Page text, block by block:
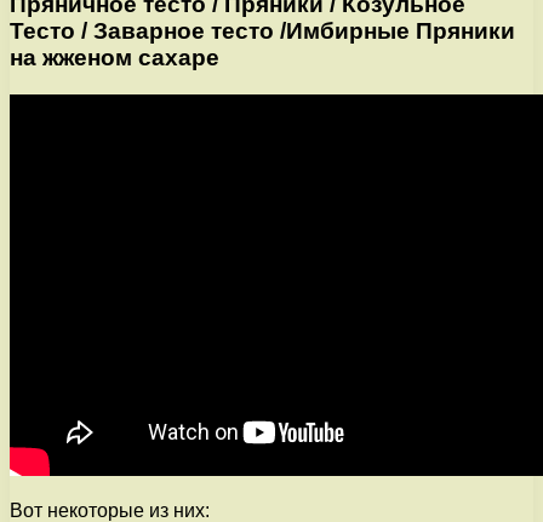
Тесто / Заварное тесто /Имбирные Пряники
на жженом сахаре
Вот некоторые из них: